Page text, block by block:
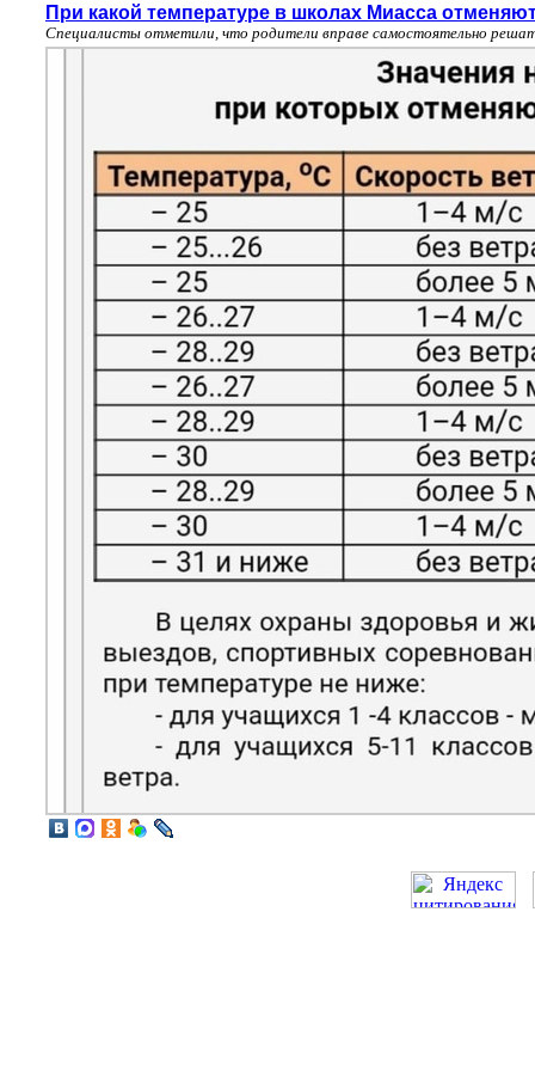
При какой температуре в школах Миасса
Специалисты отметили, что родители вправе самостоятельно